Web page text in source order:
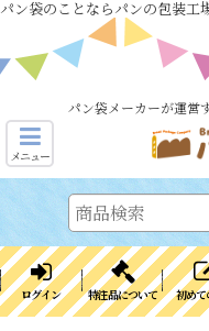
パン袋のことならパンの包装
パン袋メーカーが運営
メニュー
ログイン 特注品について 初めて